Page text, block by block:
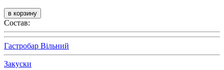
Состав:
Гастробар Вільний
Закуски